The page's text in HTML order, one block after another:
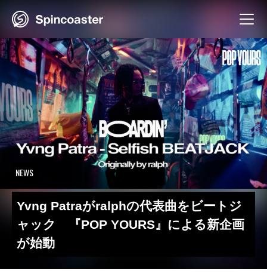
NEWS
Yvng Patraがralphの代表曲をビートジ
ャック 『POP YOURS』による新企画
が始動